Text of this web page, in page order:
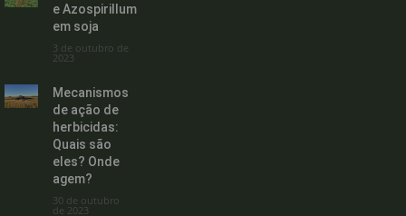
e Azospirillum
em soja
3 de outubro de
2023
Mecanismos
de ação de
herbicidas:
Quais são
eles? Onde
agem?
30 de outubro
de 2023